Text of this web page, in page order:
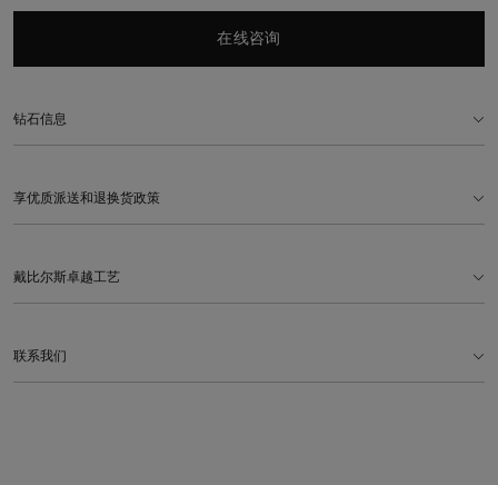
在线咨询
钻石信息
享优质派送和退换货政策
戴比尔斯卓越工艺
联系我们